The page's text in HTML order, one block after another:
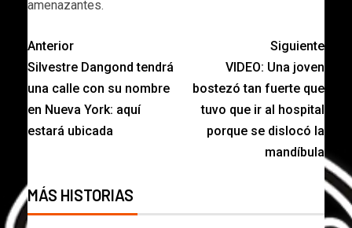
amenazantes.
Anterior
Silvestre Dangond tendrá
una calle con su nombre
en Nueva York: aquí
estará ubicada
Siguiente
VIDEO: Una joven
bostezó tan fuerte que
tuvo que ir al hospital
porque se dislocó la
mandíbula
MÁS HISTORIAS